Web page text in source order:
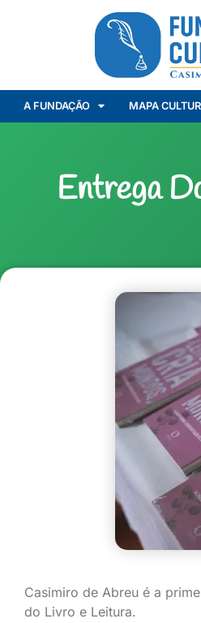
A FUNDAÇÃO MAPA
Entrega
Casimiro de Abreu é a
do Livro e Leitura.